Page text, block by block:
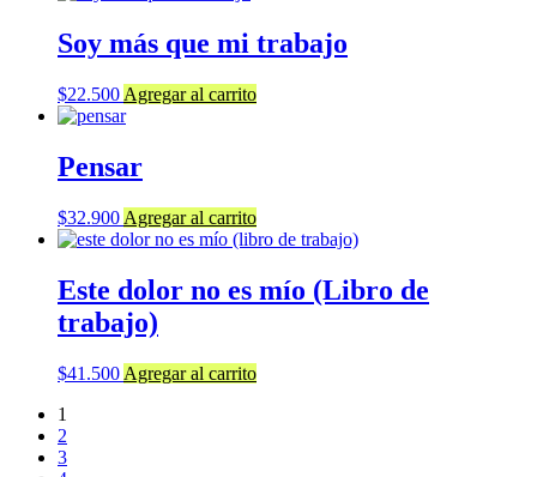
Soy más que mi trabajo
$22.500 Agregar al carrito
Pensar
$32.900 Agregar al carrito
Este dolor no es mío (Libro de
trabajo)
$41.500 Agregar al carrito
1
2
3